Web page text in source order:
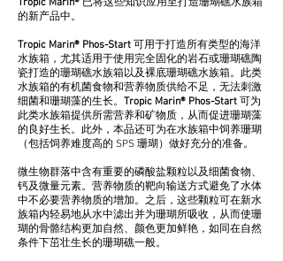
Tropic Marin® 已将这些知识应用至打造珊瑚礁水族箱
的新产品中。
Tropic Marin® Phos-Start 可用于打造所有类型的海洋
水族箱，尤其适用于使用完全固化的岩石或珊瑚礁陶
瓷打造的珊瑚礁水族箱以及裸底珊瑚礁水族箱。此类
水族箱的有机菌食物和营养物质供给不足，无法刺激
细菌和珊瑚藻的生长。 Tropic Marin® Phos-Start 可为
此类水族箱提供所需营养和矿物质，从而促进珊瑚藻
的良好生长。此外，本品还可为在水族箱中饲养珊瑚
（包括饲养难度高的 SPS 珊瑚）做好充分的准备。
微生物群落中含有重要的磷酸盐颗粒以及细菌食物、
钙及微量元素。营养物质的靶向输送方式避免了水体
中不必要营养物质的增加。之后，这些颗粒可在新水
族箱内轻易地从水中滤出并为珊瑚所吸收，从而使珊
瑚的骨骼结构更加自然、颜色更加鲜艳，如同在自然
条件下茁壮生长的珊瑚礁一般。